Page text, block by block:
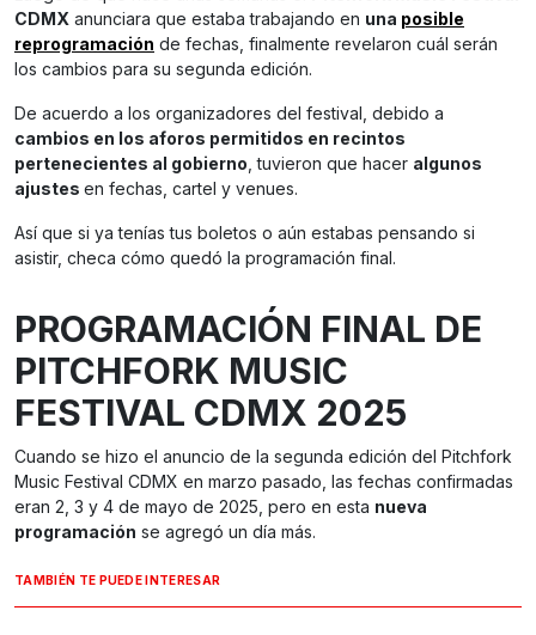
CDMX anunciara que estaba trabajando en una posible
reprogramación de fechas, finalmente revelaron cuál serán
los cambios para su segunda edición.
De acuerdo a los organizadores del festival, debido a
cambios en los aforos permitidos en recintos
pertenecientes al gobierno, tuvieron que hacer algunos
ajustes en fechas, cartel y venues.
Así que si ya tenías tus boletos o aún estabas pensando si
asistir, checa cómo quedó la programación final.
PROGRAMACIÓN FINAL DE
PITCHFORK MUSIC
FESTIVAL CDMX 2025
Cuando se hizo el anuncio de la segunda edición del Pitchfork
Music Festival CDMX en marzo pasado, las fechas confirmadas
eran 2, 3 y 4 de mayo de 2025, pero en esta nueva
programación se agregó un día más.
TAMBIÉN TE PUEDE INTERESAR